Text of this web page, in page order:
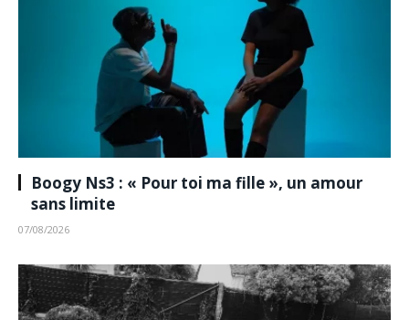
Boogy Ns3 : « Pour toi ma fille », un amour
sans limite
07/08/2026